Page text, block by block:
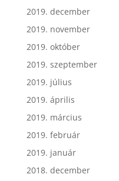
2019. december
2019. november
2019. október
2019. szeptember
2019. július
2019. április
2019. március
2019. február
2019. január
2018. december